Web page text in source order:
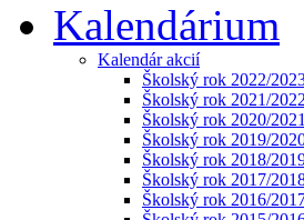
Kalendárium
Kalendár akcií
Školský rok 2022/
Školský rok 2021/2022
Školský rok 2020/2021
Školský rok 2019/
Školský rok 2018/
Školský rok 2017/
Školský rok 2016/